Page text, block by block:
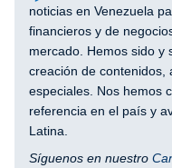
noticias en Venezuela
financieros y de
mercado. Hemos sido y
creación de contenidos,
especiales. Nos hemos
referencia en el país y
Latina.
Síguenos en nuestro